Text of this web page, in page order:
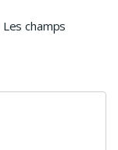
Les champs